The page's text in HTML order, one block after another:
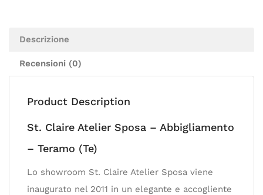
Descrizione
Recensioni (0)
Product Description
St. Claire Atelier Sposa – Abbigliamento
– Teramo (Te)
Lo showroom St. Claire Atelier Sposa viene
inaugurato nel 2011 in un elegante e accogliente